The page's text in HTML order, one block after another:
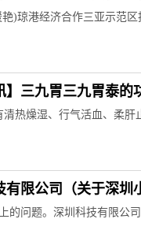
)琼港经济合作三亚示范
】三九胃三九胃泰的
作用
清热燥湿、行气活血、柔肝
有限公司（关于深圳
资讯
的问题。深圳科技有限公